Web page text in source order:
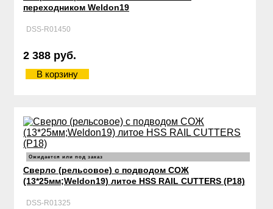
переходником Weldon19
DSS-R01450
2 388 руб.
В корзину
Ожидается или под заказ
Сверло (рельсовое) с подводом СОЖ
(13*25мм;Weldon19) литое HSS RAIL CUTTERS (Р18)
DSS-R01325